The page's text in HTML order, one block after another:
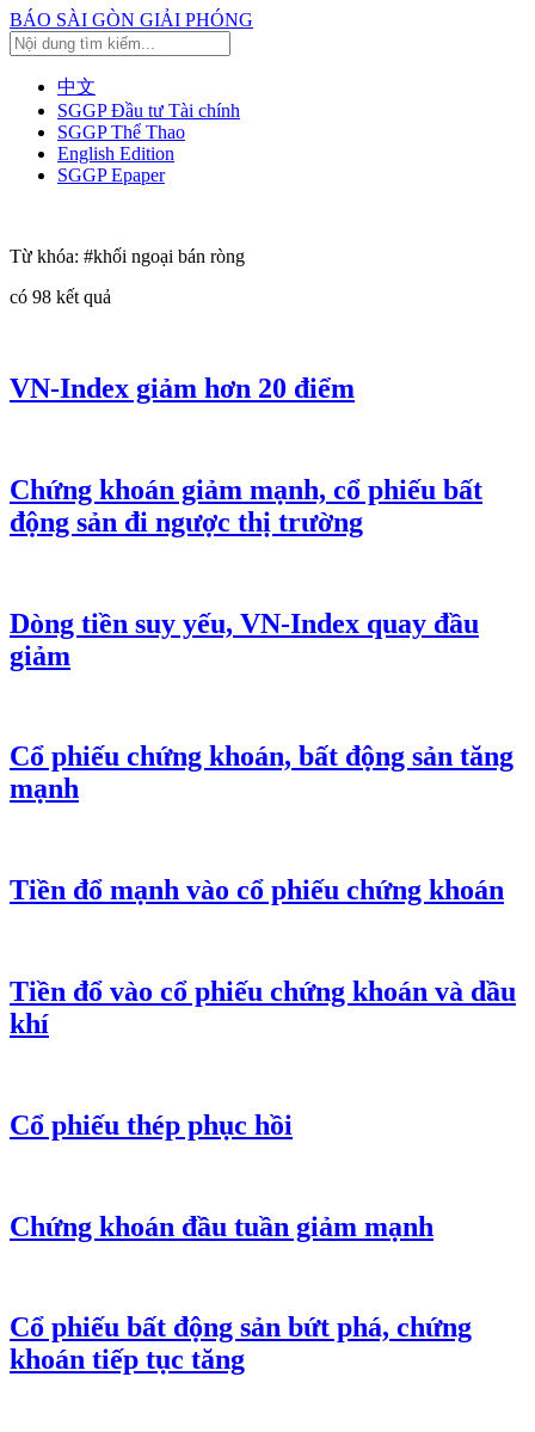
BÁO SÀI GÒN GIẢI PHÓNG
中文
SGGP Đầu tư Tài chính
SGGP Thể Thao
English Edition
SGGP Epaper
Từ khóa: #khối ngoại bán ròng
có 98 kết quả
VN-Index giảm hơn 20 điểm
Chứng khoán giảm mạnh, cổ phiếu bất
động sản đi ngược thị trường
Dòng tiền suy yếu, VN-Index quay đầu
giảm
Cổ phiếu chứng khoán, bất động sản tăng
mạnh
Tiền đổ mạnh vào cổ phiếu chứng khoán
Tiền đổ vào cổ phiếu chứng khoán và dầu
khí
Cổ phiếu thép phục hồi
Chứng khoán đầu tuần giảm mạnh
Cổ phiếu bất động sản bứt phá, chứng
khoán tiếp tục tăng